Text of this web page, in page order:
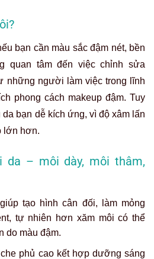
bạn cần màu sắc đậm nét, bền
quan tâm đến việc chỉnh sửa
những người làm việc trong lĩnh
phong cách makeup đậm. Tuy
bạn dễ kích ứng, vì độ xâm lấn
lớn hơn.
da – môi dày, môi thâm,
tạo hình cân đối, làm mỏng
tự nhiên hơn xăm môi có thể
do màu đậm.
phủ cao kết hợp dưỡng sáng